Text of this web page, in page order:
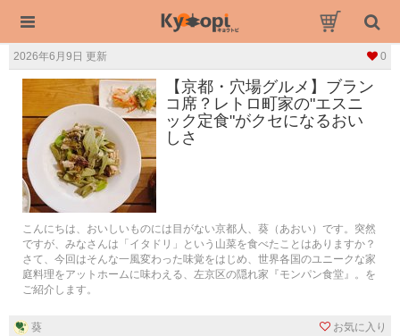
2026年6月9日 更新 0
【京都・穴場グルメ】ブラン
コ席？レトロ町家の"エスニ
ック定食"がクセになるおい
しさ
こんにちは、おいしいものには目がない京都人、葵（あおい）です。突然
ですが、みなさんは「イタドリ」という山菜を食べたことはありますか？
さて、今回はそんな一風変わった味覚をはじめ、世界各国のユニークな家
庭料理をアットホームに味わえる、左京区の隠れ家『モンパン食堂』。を
ご紹介します。
葵 お気に入り